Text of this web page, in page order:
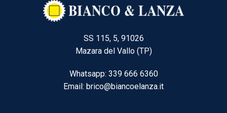
SS 115, 5, 91026
Mazara del Vallo (TP)
Whatsapp: 339 666 6360
Email: brico@biancoelanza.it